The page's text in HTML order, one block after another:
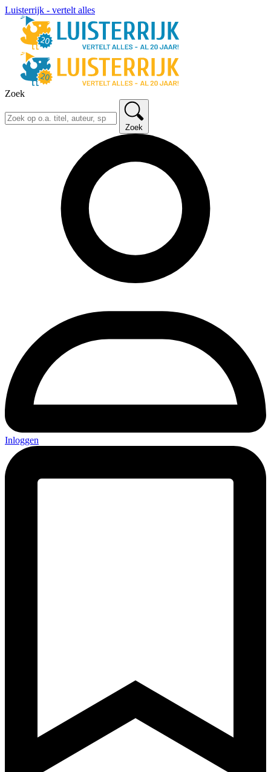
Luisterrijk - vertelt alles
Zoek
Zoek
Inloggen